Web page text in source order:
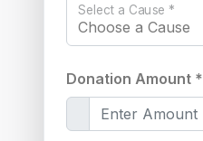
Select a Cause *
Donation Amount *